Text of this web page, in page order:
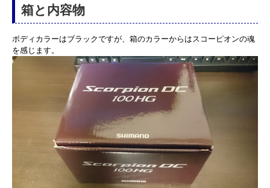
箱と内容物
ボディカラーはブラックですが、箱のカラーからはスコーピオンの魂
を感じます。